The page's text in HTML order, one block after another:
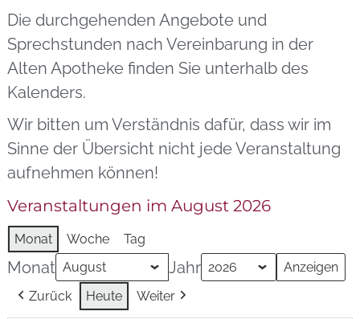
Die durchgehenden Angebote und
Sprechstunden nach Vereinbarung in der
Alten Apotheke finden Sie unterhalb des
Kalenders.
Wir bitten um Verständnis dafür, dass wir im
Sinne der Übersicht nicht jede Veranstaltung
aufnehmen können!
Veranstaltungen im August 2026
Monat Woche Tag
Monat Jahr
Zurück Heute Weiter